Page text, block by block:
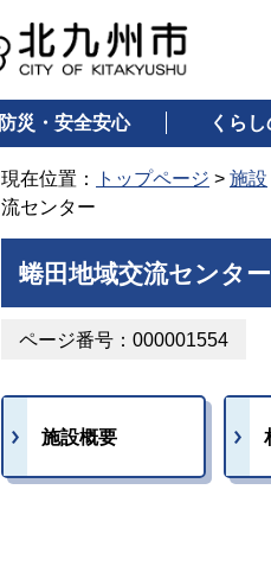
防災・安全安心 くら
現在位置： トップページ > 施設
流センター
蜷田地域交流センター
ページ番号：000001554
施設概要